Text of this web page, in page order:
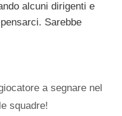
alcuni dirigenti e
Sarebbe
a segnare nel
squadre!